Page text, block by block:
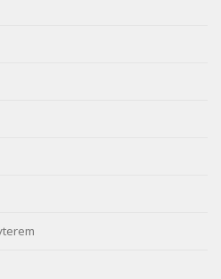
erdő
füst